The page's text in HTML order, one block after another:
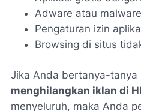
Adware atau malware
Pengaturan izin
Browsing di situs
Jika Anda bertanya-tanya
menghilangkan iklan di
menyeluruh, maka Anda